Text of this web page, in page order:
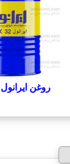
روغن ایرانول HBX 32